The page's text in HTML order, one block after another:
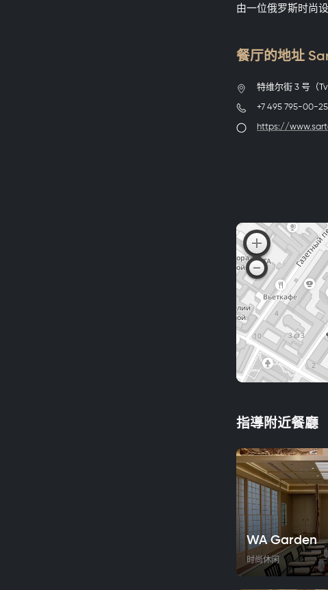
由一位俄罗斯时尚
餐厅的地址
特维尔街 3 号（
+7 495 795-00-25
https://
指導附近餐廳
WA Garden
时尚休闲